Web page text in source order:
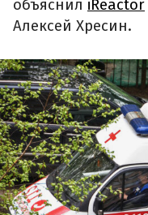
объяснил iReactor
Алексей Хресин.